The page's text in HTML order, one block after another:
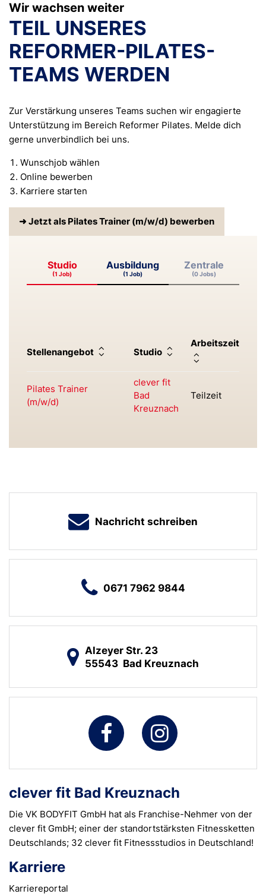
TEIL UNSERES
REFORMER-PILATES-
TEAMS WERDEN
Wir wachsen weiter
Zur Verstärkung unseres Teams suchen wir engagierte
Unterstützung im Bereich Reformer Pilates. Melde dich
gerne unverbindlich bei uns.
Wunschjob wählen
Online bewerben
Karriere starten
➜ Jetzt als Pilates Trainer (m/w/d) bewerben
Studio
(1 Job)
Ausbildung
(1 Job)
Zentrale
(0 Jobs)
Stellenangebot Studio
Arbeitszeit
Pilates Trainer
(m/w/d)
clever fit
Bad
Kreuznach
Teilzeit
Nachricht schreiben
0671 7962 9844
Alzeyer Str. 23
55543 Bad Kreuznach
clever fit Bad Kreuznach
Die VK BODYFIT GmbH hat als Franchise-Nehmer von der
clever fit GmbH; einer der standortstärksten Fitnessketten
Deutschlands; 32 clever fit Fitnessstudios in Deutschland!
Karriere
Karriereportal